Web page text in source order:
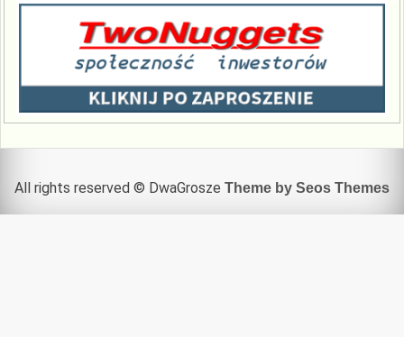
All rights reserved © DwaGrosze Theme by Seos Themes